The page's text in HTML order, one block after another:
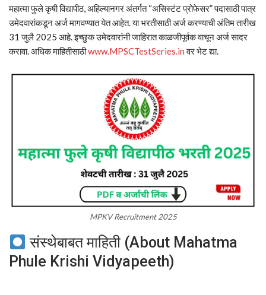
महात्मा फुले कृषी विद्यापीठ, अहिल्यानगर अंतर्गत “असिस्टंट प्रोफेसर” पदासाठी पात्र
उमेदवारांकडून अर्ज मागवण्यात येत आहेत. या भरतीसाठी अर्ज करण्याची अंतिम तारीख
31 जुलै 2025 आहे. इच्छुक उमेदवारांनी जाहिरात काळजीपूर्वक वाचून अर्ज सादर
करावा. अधिक माहितीसाठीwww.MPSCTestSeries.inवर भेट द्या.
MPKV Recruitment 2025
संस्थेबाबत माहिती (About Mahatma
Phule Krishi Vidyapeeth)